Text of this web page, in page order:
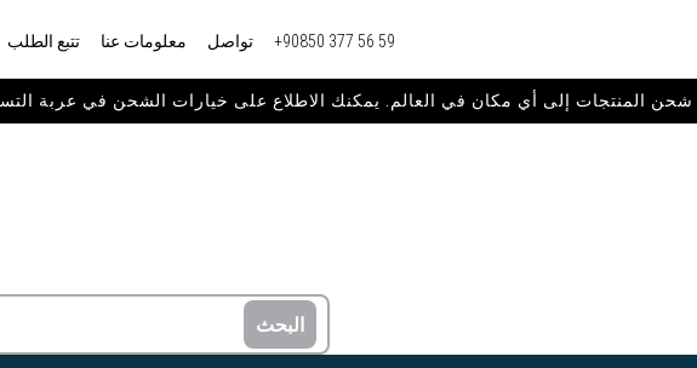
تتبع الطلب معلومات عنا تواصل +90850 377 56 59